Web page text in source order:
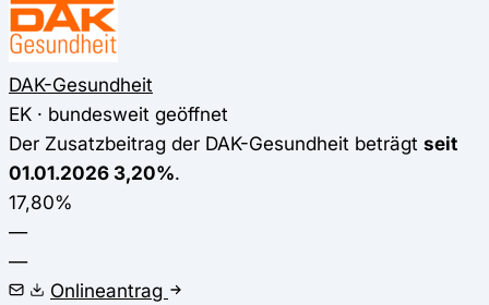
DAK-Gesundheit
EK · bundesweit geöffnet
Der Zusatzbeitrag der DAK-Gesundheit beträgt seit
01.01.2026 3,20%.
17,80%
—
—
Onlineantrag